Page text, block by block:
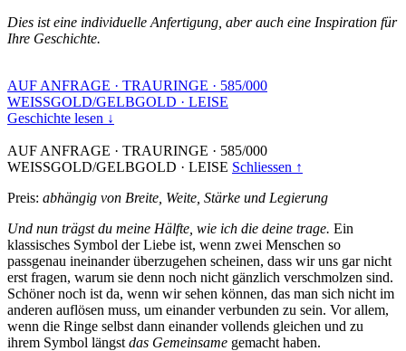
Dies ist eine individuelle Anfertigung, aber auch eine Inspiration für
Ihre Geschichte.
AUF ANFRAGE · TRAURINGE · 585/000
WEISSGOLD/GELBGOLD · LEISE
Geschichte lesen ↓
AUF ANFRAGE · TRAURINGE · 585/000
WEISSGOLD/GELBGOLD · LEISE Schliessen ↑
Preis: abhängig von Breite, Weite, Stärke und Legierung
Und nun trägst du meine Hälfte, wie ich die deine trage. Ein
klassisches Symbol der Liebe ist, wenn zwei Menschen so
passgenau ineinander überzugehen scheinen, dass wir uns gar nicht
erst fragen, warum sie denn noch nicht gänzlich verschmolzen sind.
Schöner noch ist da, wenn wir sehen können, das man sich nicht im
anderen auflösen muss, um einander verbunden zu sein. Vor allem,
wenn die Ringe selbst dann einander vollends gleichen und zu
ihrem Symbol längst das Gemeinsame gemacht haben.